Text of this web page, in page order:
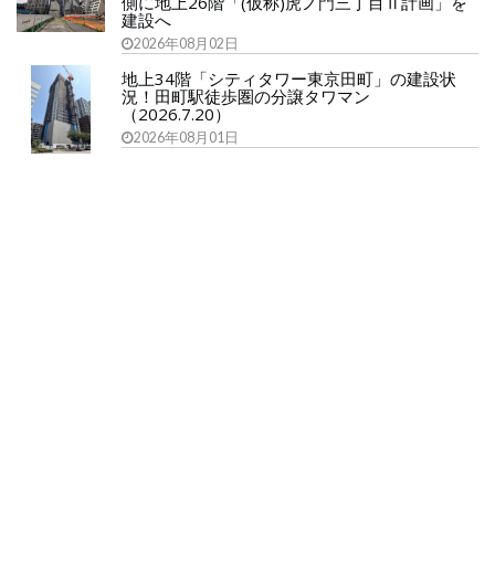
建設へ
2026年08月02日
地上34階「シティタワー東京田町」の建設状
況！田町駅徒歩圏の分譲タワマン
（2026.7.20）
2026年08月01日